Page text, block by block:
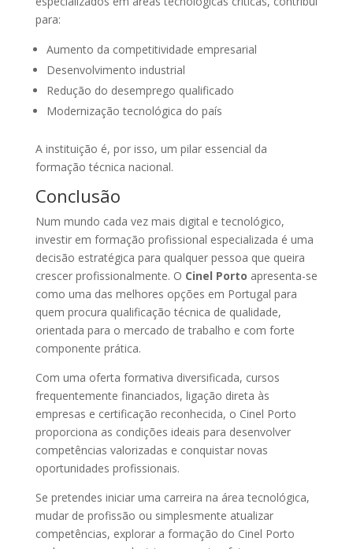
para:
Aumento da competitividade empresarial
Desenvolvimento industrial
Redução do desemprego qualificado
Modernização tecnológica do país
A instituição é, por isso, um pilar essencial da
formação técnica nacional.
Conclusão
Num mundo cada vez mais digital e tecnológico,
investir em formação profissional especializada é uma
decisão estratégica para qualquer pessoa que queira
crescer profissionalmente. O Cinel Porto apresenta-se
como uma das melhores opções em Portugal para
quem procura qualificação técnica de qualidade,
orientada para o mercado de trabalho e com forte
componente prática.
Com uma oferta formativa diversificada, cursos
frequentemente financiados, ligação direta às
empresas e certificação reconhecida, o Cinel Porto
proporciona as condições ideais para desenvolver
competências valorizadas e conquistar novas
oportunidades profissionais.
Se pretendes iniciar uma carreira na área tecnológica,
mudar de profissão ou simplesmente atualizar
competências, explorar a formação do Cinel Porto